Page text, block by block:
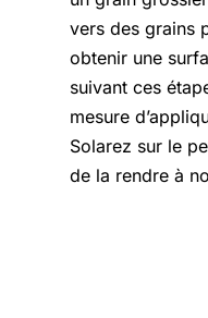
vers des grains
obtenir une
suivant ces
mesure
Solarez sur le
de la rendre à